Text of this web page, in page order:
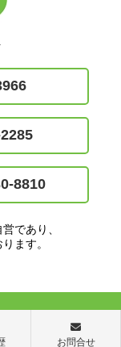
8810
であり、
ます。
お問合せ